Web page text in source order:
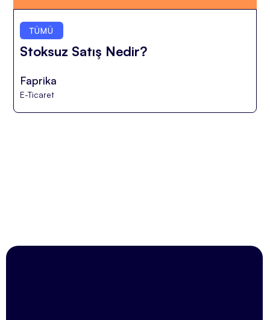
TÜMÜ
Stoksuz Satış Nedir?
Faprika
E-Ticaret